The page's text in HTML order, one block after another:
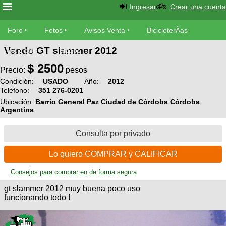
Foro
Foro
TÃ©cnica
MecÃ¡nica
Fotos
SUBÃ
tu foto
Galeria
XC
Bicicletas
Viajes
Descenso
Dirt
Avisos
Ventas
tu
Buscar
Ultimos
Fotos
BicicleterÃ­
Bicicletas
Bicicletas
Videos
Ingresar Crear una cuenta
Foro Fotos Avisos Venta BicicleterÃ­as
Bicicletas Videos
Vendo GT slammer 2012
Precio: $ 2500 pesos
Condición: USADO Año:
2012
Teléfono:
351 276-0201
Ubicación: Barrio General Paz Ciudad de Córdoba Córdoba
Argentina
Consulta por privado
Lo quiero COMPRAR y CALIFICAR
Consejos para comprar en de forma segura
gt slammer 2012 muy buena poco uso
funcionando todo !